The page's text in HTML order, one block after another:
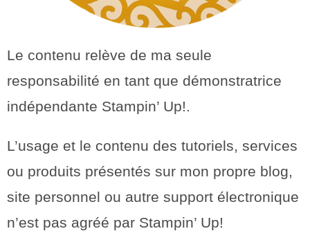
Le contenu relève de ma seule
responsabilité en tant que démonstratrice
indépendante Stampin’ Up!.
L’usage et le contenu des tutoriels, services
ou produits présentés sur mon propre blog,
site personnel ou autre support électronique
n’est pas agréé par Stampin’ Up!